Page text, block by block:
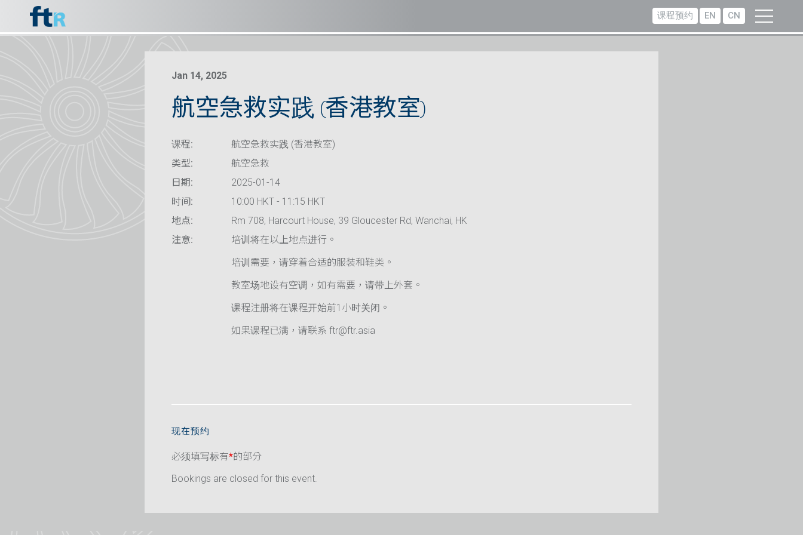
课程预约 EN CN
Jan 14, 2025
航空急救实践 (香港教室)
课程:
航空急救实践 (香港教室)
类型:
航空急救
日期:
2025-01-14
时间:
10:00 HKT - 11:15 HKT
地点:
Rm 708, Harcourt House, 39 Gloucester Rd, Wanchai, HK
注意:
培训将在以上地点进行。
培训需要，请穿着合适的服装和鞋类。
教室场地设有空调，如有需要，请带上外套。
课程注册将在课程开始前1小时关闭。
如果课程已满，请联系 ftr@ftr.asia
现在预约
必须填写标有*的部分
Bookings are closed for this event.